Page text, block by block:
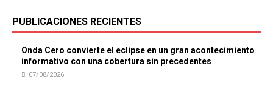
PUBLICACIONES RECIENTES
Onda Cero convierte el eclipse en un gran acontecimiento
informativo con una cobertura sin precedentes
07/08/2026